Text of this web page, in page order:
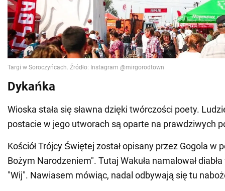
Dykańka
Wioska stała się sławna dzięki twórczości poety.
postacie w jego utworach są oparte na prawdziwych
Kościół Trójcy Świętej został opisany przez Gogola w
Bożym Narodzeniem". Tutaj Wakuła namalował
"Wij". Nawiasem mówiąc, nadal odbywają się tu